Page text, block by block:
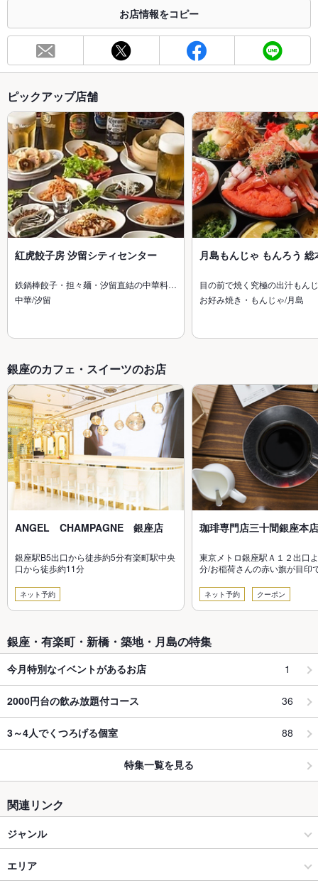
お店情報をコピー
ピックアップ店舗
紅虎餃子房 汐留シティセンター
鉄鍋棒餃子・担々麺・汐留直結の中華料…
中華/汐留
月島もんじゃ もんろう 総
目の前で焼く究極の出汁もん
お好み焼き・もんじゃ/月島
銀座のカフェ・スイーツのお店
ANGEL CHAMPAGNE 銀座店
銀座駅B5出口から徒歩約5分有楽町駅中央
口から徒歩約11分
ネット予約
珈琲専門店三十間銀座本店
東京メトロ銀座駅Ａ１２出口
分/お稲荷さんの赤い旗が目印
ネット予約 クーポン
銀座・有楽町・新橋・築地・月島の特集
今月特別なイベントがあるお店 1
2000円台の飲み放題付コース 36
3～4人でくつろげる個室 88
特集一覧を見る
関連リンク
ジャンル
カフェ・スイーツ
エリア